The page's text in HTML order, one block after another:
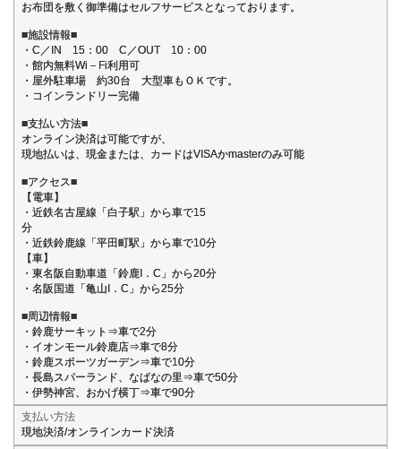
お布団を敷く御準備はセルフサービスとなっております。
■施設情報■
・C／IN 15：00 C／OUT 10：00
・館内無料Wi－Fi利用可
・屋外駐車場 約30台 大型車もＯＫです。
・コインランドリー完備
■支払い方法■
オンライン決済は可能ですが、
現地払いは、現金または、カードはVISAかmasterのみ可能
■アクセス■
【電車】
・近鉄名古屋線「白子駅」から車で15
分
・近鉄鈴鹿線「平田町駅」から車で10分
【車】
・東名阪自動車道「鈴鹿I．C」から20分
・名阪国道「亀山I．C」から25分
■周辺情報■
・鈴鹿サーキット⇒車で2分
・イオンモール鈴鹿店⇒車で8分
・鈴鹿スポーツガーデン⇒車で10分
・長島スパーランド、なばなの里⇒車で50分
・伊勢神宮、おかげ横丁⇒車で90分
支払い方法
現地決済/オンラインカード決済